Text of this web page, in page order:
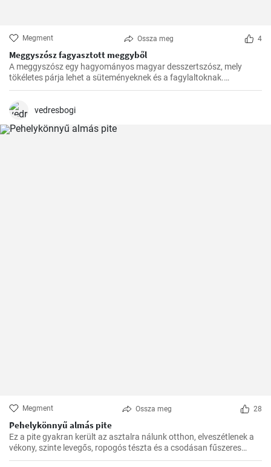
Megment Ossza meg 4
Meggyszósz fagyasztott meggyből
A meggyszósz egy hagyományos magyar desszertszósz, mely
tökéletes párja lehet a süteményeknek és a fagylaltoknak.
Fagyasztott meggyből készítve pedig bármikor élvezhetjük ezt a
vedresbogi
Megment Ossza meg 28
Pehelykönnyű almás pite
Ez a pite gyakran került az asztalra nálunk otthon, elveszétlenek a
vékony, szinte levegős, ropogós tészta és a csodásan fűszeres
almafüllő között. Az ovitudók, hazaértem, és már messziről éreztem